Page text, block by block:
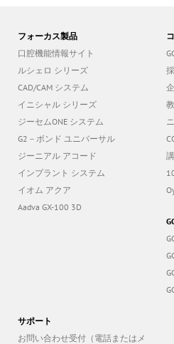
フォーカス製品
口腔機能情報サイト
ルシェロ シリーズ
CAD/CAM システム
イニシャル シリーズ
ジーセムONE システム
G2－ボンド ユニバーサル
ジーニアル アコード
インプラント システム
イオム アクア
Aadva GX-100 3D
サポート
お問い合わせ受付（電話またはメ